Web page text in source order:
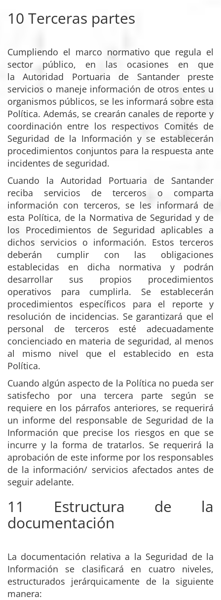
10 Terceras partes
Cumpliendo el marco normativo que regula el
sector público, en las ocasiones en que
la Autoridad Portuaria de Santander preste
servicios o maneje información de otros entes u
organismos públicos, se les informará sobre esta
Política. Además, se crearán canales de reporte y
coordinación entre los respectivos Comités de
Seguridad de la Información y se establecerán
procedimientos conjuntos para la respuesta ante
incidentes de seguridad.
Cuando la Autoridad Portuaria de Santander
reciba servicios de terceros o comparta
información con terceros, se les informará de
esta Política, de la Normativa de Seguridad y de
los Procedimientos de Seguridad aplicables a
dichos servicios o información. Estos terceros
deberán cumplir con las obligaciones
establecidas en dicha normativa y podrán
desarrollar sus propios procedimientos
operativos para cumplirla. Se establecerán
procedimientos específicos para el reporte y
resolución de incidencias. Se garantizará que el
personal de terceros esté adecuadamente
concienciado en materia de seguridad, al menos
al mismo nivel que el establecido en esta
Política.
Cuando algún aspecto de la Política no pueda ser
satisfecho por una tercera parte según se
requiere en los párrafos anteriores, se requerirá
un informe del responsable de Seguridad de la
Información que precise los riesgos en que se
incurre y la forma de tratarlos. Se requerirá la
aprobación de este informe por los responsables
de la información/ servicios afectados antes de
seguir adelante.
11 Estructura de la
documentación
La documentación relativa a la Seguridad de la
Información se clasificará en cuatro niveles,
estructurados jerárquicamente de la siguiente
manera: